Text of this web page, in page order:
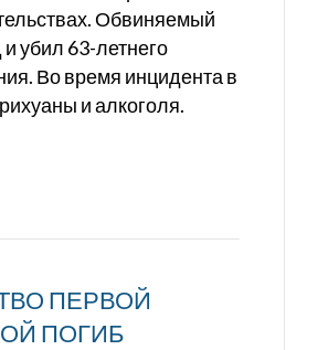
Обвиняемый
убил 63-летнего
Во время инцидента в
и алкоголя.
ПЕРВОЙ
ПОГИБ